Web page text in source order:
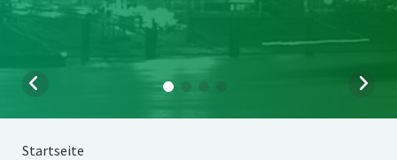
Startseite